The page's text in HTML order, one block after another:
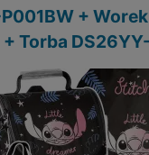
+
+ Torba